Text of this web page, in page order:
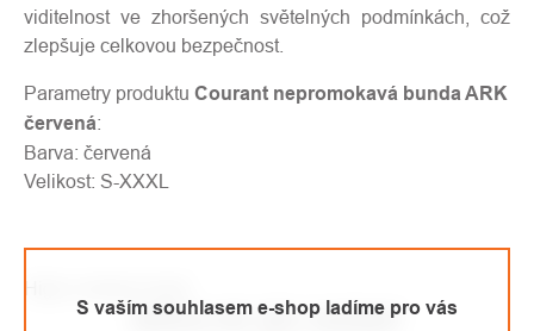
S vaším souhlasem e-shop ladíme pro vás
viditelnost ve zhoršených světelných podmínkách, což
zlepšuje celkovou bezpečnost.
Parametry produktu Courant nepromokavá bunda ARK
červená:
Barva: červená
Velikost: S-XXXL
MOHLO BY VÁS ZAJÍMAT